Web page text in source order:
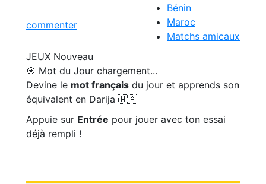
commenter
Bénin
Maroc
Matchs amicaux
JEUX Nouveau
🎯 Mot du Jour chargement...
Devine le mot français du jour et apprends son
équivalent en Darija 🇲🇦
Appuie sur Entrée pour jouer avec ton essai
déjà rempli !